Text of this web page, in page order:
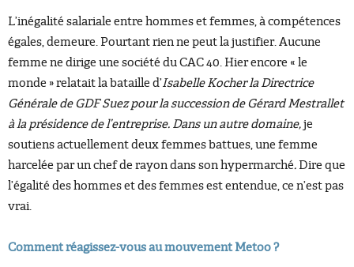
L’inégalité salariale entre hommes et femmes, à compétences
égales, demeure. Pourtant rien ne peut la justifier. Aucune
femme ne dirige une société du CAC 40. Hier encore « le
monde » relatait la bataille d’Isabelle Kocher la Directrice
Générale de GDF Suez pour la succession de Gérard Mestrallet
à la présidence de l’entreprise. Dans un autre domaine,je
soutiens actuellement deux femmes battues, une femme
harcelée par un chef de rayon dans son hypermarché. Dire que
l’égalité des hommes et des femmes est entendue, ce n’est pas
vrai.
Comment réagissez-vous au mouvement Metoo ?